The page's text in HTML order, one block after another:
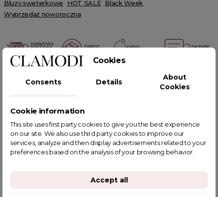
Bluzy sweterkowe HOT SALE Black Week
Wyprzedaż noworoczna
YOU MIGHT ALSO LIKE
Cookies
Consents Details
About
Cookies
Cookie information
This site uses first party cookies to give you the best experience
on our site. We also use third party cookies to improve our
services, analyze and then display advertisements related to your
preferences based on the analysis of your browsing behavior.
Accept all